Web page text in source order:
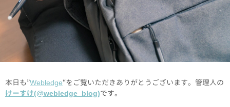
本日も”Webledge“をご覧いただきありがとうございます。管理人の
けーすけ(@webledge_blog)です。